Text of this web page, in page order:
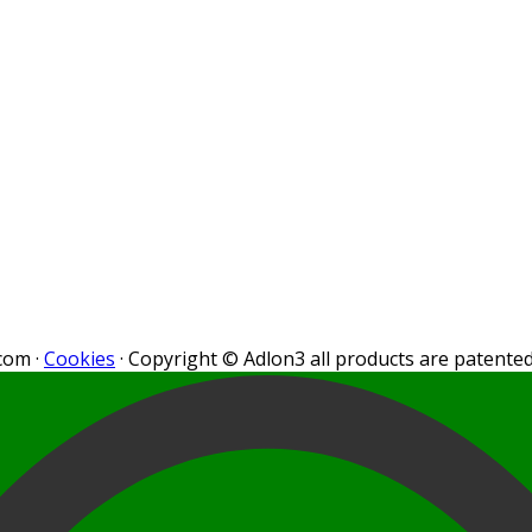
· Cookies · Copyright © Adlon3 all products are